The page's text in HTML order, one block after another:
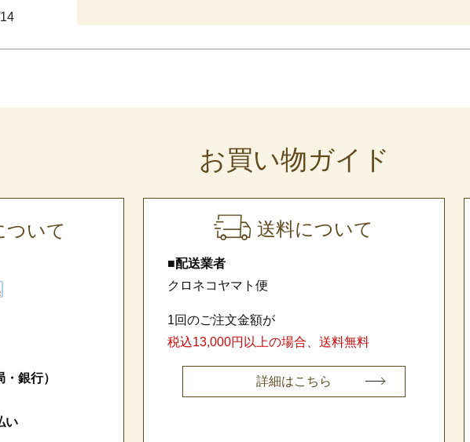
お買い物ガイド
ついて
銀行）
い
送料について
■配送業者
クロネコヤマト便
1回のご注文金額が
税込13,000円以上の場合、送料無料
詳細はこちら